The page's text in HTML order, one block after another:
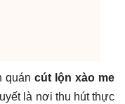
quán cút lộn xào me
là nơi thu hút thực